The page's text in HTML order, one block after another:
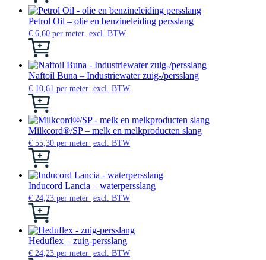
productpagina
kan
gekozen
worden
op
productpagina
heeft
meerdere
variaties.
Deze
kan
gekozen
worden
op
productpagina
Petrol Oil – olie en benzineleiding persslang
€ 6,60 per meter excl. BTW
Dit
heeft
meerdere
variaties.
Deze
kan
gekozen
worden
op
productpagina
Naftoil Buna – Industriewater zuig-/persslang
€ 10,61 per meter excl. BTW
Dit
heeft
meerdere
variaties.
Deze
kan
gekozen
worden
op
productpagina
Milkcord®/SP – melk en melkproducten slang
€ 55,30 per meter excl. BTW
Dit
heeft
meerdere
variaties.
Deze
kan
gekozen
worden
Inducord Lancia – waterpersslang
€ 24,23 per meter excl. BTW
Dit
heeft
meerdere
variaties.
Heduflex – zuig-persslang
€ 24,23 per meter excl. BTW